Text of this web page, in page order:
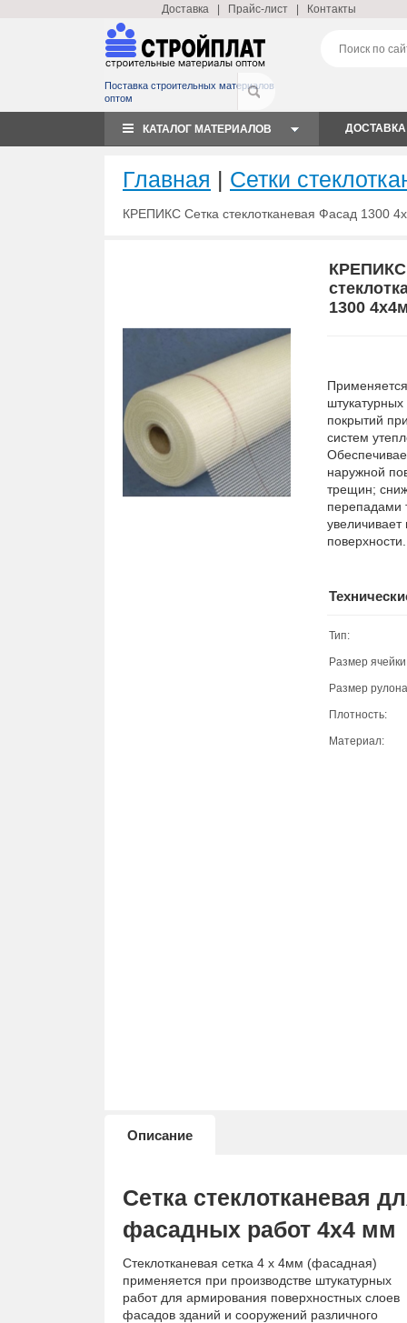
Доставка| Прайс-лист| Контакты
Поставка строительных материалов
оптом
КАТАЛОГ МАТЕРИАЛОВ ДОСТАВКА
Главная Сетки
КРЕПИКС Сетка стеклотканевая Фасад 1300
КРЕПИКС
1300
покрытий
систем
наружной
трещин;
перепадами
поверхности.
Тип:
Размер
Размер
Плотность:
Материал:
Описание
Сетка стеклотканевая
фасадных работ 4х4 мм
Стеклотканевая сетка 4 х 4мм (фасадная)
применяется при производстве штукатурных
работ для армирования поверхностных слоев
фасадов зданий и сооружений различного